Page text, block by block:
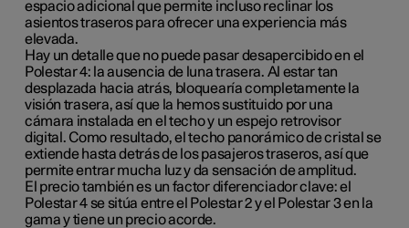
espacio adicional que permite incluso reclinar los
asientos traseros para ofrecer una experiencia más
elevada.
Hay un detalle que no puede pasar desapercibido en el
Polestar 4: la ausencia de luna trasera. Al estar tan
desplazada hacia atrás, bloquearía completamente la
visión trasera, así que la hemos sustituido por una
cámara instalada en el techo y un espejo retrovisor
digital. Como resultado, el techo panorámico de cristal se
extiende hasta detrás de los pasajeros traseros, así que
permite entrar mucha luz y da sensación de amplitud.
El precio también es un factor diferenciador clave: el
Polestar 4 se sitúa entre el Polestar 2 y el Polestar 3 en la
gama y tiene un precio acorde.